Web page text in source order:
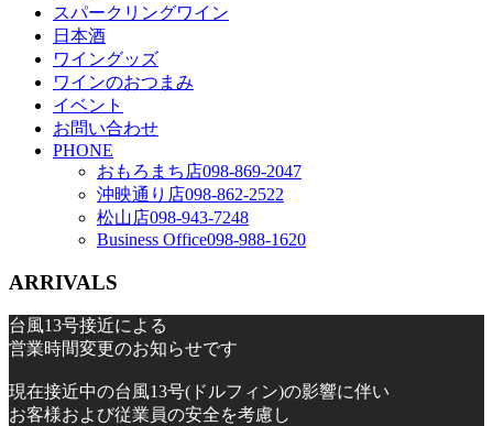
スパークリングワイン
日本酒
ワイングッズ
ワインのおつまみ
イベント
お問い合わせ
PHONE
おもろまち店098-869-2047
沖映通り店098-862-2522
松山店098-943-7248
Business Office098-988-1620
ARRIVALS
台風13号接近による
営業時間変更のお知らせです
現在接近中の台風13号(ドルフィン)の影響に伴い
お客様および従業員の安全を考慮し